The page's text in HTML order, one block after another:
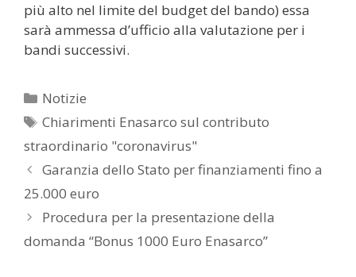
più alto nel limite del budget del bando) essa
sarà ammessa d’ufficio alla valutazione per i
bandi successivi.
Categorie
Notizie
Tag
Chiarimenti Enasarco sul contributo
straordinario "coronavirus"
Garanzia dello Stato per finanziamenti fino a
25.000 euro
Procedura per la presentazione della
domanda “Bonus 1000 Euro Enasarco”